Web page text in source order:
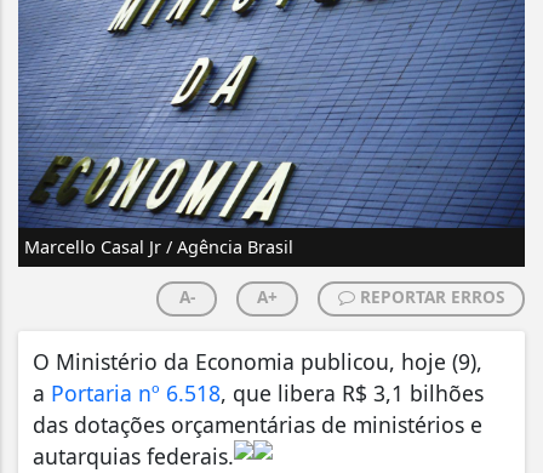
Marcello Casal Jr / Agência Brasil
A- A+ REPORTAR ERROS
O Ministério da Economia publicou, hoje (9),
a Portaria nº 6.518, que libera R$ 3,1 bilhões
das dotações orçamentárias de ministérios e
autarquias federais.